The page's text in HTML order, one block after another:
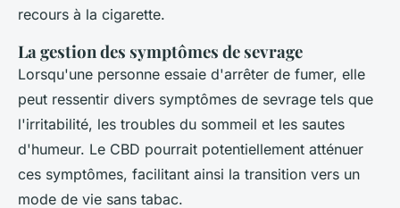
recours à la cigarette.
La gestion des symptômes de sevrage
Lorsqu'une personne essaie d'arrêter de fumer, elle
peut ressentir divers symptômes de sevrage tels que
l'irritabilité, les troubles du sommeil et les sautes
d'humeur. Le CBD pourrait potentiellement atténuer
ces symptômes, facilitant ainsi la transition vers un
mode de vie sans tabac.